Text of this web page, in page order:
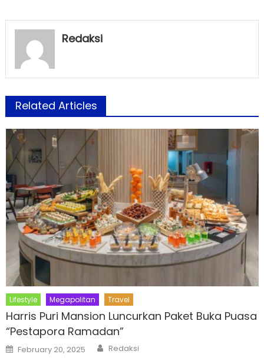
Redaksi
Related Articles
Lifestyle Megapolitan Travel
Harris Puri Mansion Luncurkan Paket Buka Puasa
“Pestapora Ramadan”
Posted
on
February 20, 2025 Author
Redaksi